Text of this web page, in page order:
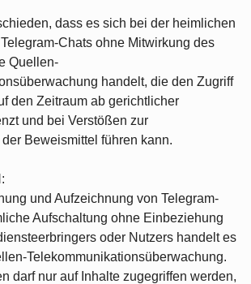
dass es sich bei der heimlichen
Chats ohne Mitwirkung des
Quellen-
handelt, die den Zugriff
den Zeitraum ab gerichtlicher
und bei Verstößen zur
Beweismittel führen kann.
und Aufzeichnung von Telegram-
Aufschaltung ohne Einbeziehung
oder Nutzers handelt es
Telekommunikationsüberwachung.
darf nur auf Inhalte zugegriffen werden,